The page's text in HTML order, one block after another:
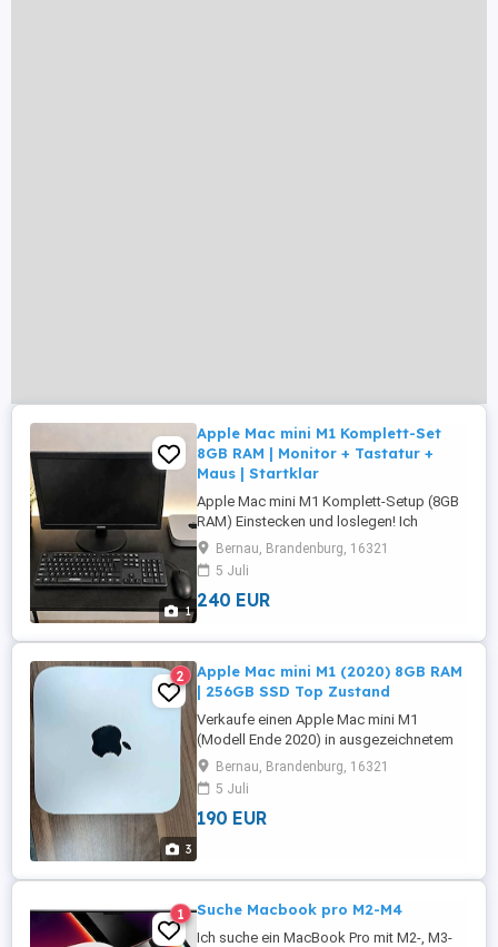
1
Apple Mac mini M1 Komplett-Set
8GB RAM | Monitor + Tastatur +
Maus | Startklar
Apple Mac mini M1 Komplett-Setup (8GB
RAM) Einstecken und loslegen! Ich
verkaufe hier ein vollständiges Apple-
Desktop-Setup in ausgezeichnetem, voll
funktionsfähigem Zustand. Perfekt
geeignet für Homeoffice, Studium,
den alltäglichen Gebrauch. Das Set
beinhaltet: Apple ...
Bernau, Brandenburg, 16321
5 Juli
240 EUR
3
2
Apple Mac mini M1 (2020) 8GB RAM
| 256GB SSD Top Zustand
Verkaufe einen Apple Mac mini M1
(Modell Ende 2020) in ausgezeichnetem
Zustand. Der Mac mini läuft dank des M1-
Chips absolut flüssig, blitzschnell und
arbeitet im Alltag vollkommen lautlos. Er
ist zurückgesetzt, aus der iCloud
Homeoffice, ...
Bernau, Brandenburg, 16321
5 Juli
190 EUR
1 Suche Macbook pro M2-M4
Ich suche ein MacBook Pro mit M2-, M3-